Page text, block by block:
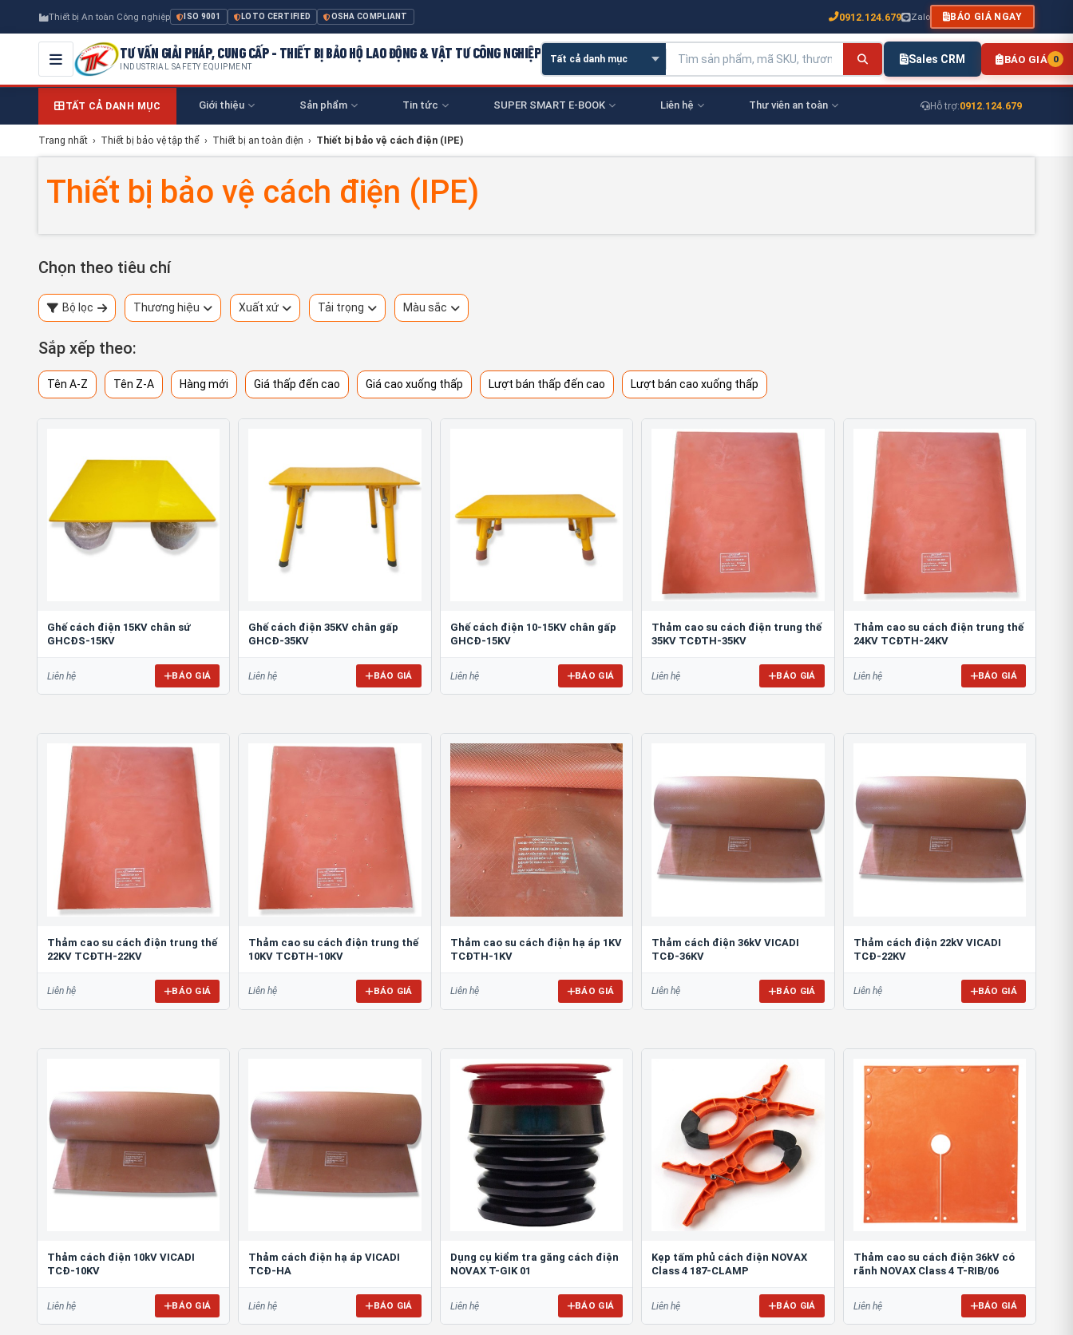
Thiết bị An toàn Công nghiệp ISO 9001 LOTO CERTIFIED OSHA COMPLIANT 0912.124.679 Zalo BÁO GIÁ NGAY
TƯ VẤN GIẢI PHÁP, CUNG CẤP - THIẾT BỊ BẢO HỘ LAO ĐỘNG & VẬT TƯ CÔNG NGHIỆP
INDUSTRIAL SAFETY EQUIPMENT
Sales CRM BÁO GIÁ 0
TẤT CẢ DANH MỤC Giới thiệu Sản phẩm Tin tức SUPER SMART E-BOOK Liên hệ Thư viên an toàn Hỗ trợ:0912.124.679
Trang nhất › Thiết bị bảo vệ tập thể › Thiết bị an toàn điện › Thiết bị bảo vệ cách điện (IPE)
Thiết bị bảo vệ cách điện (IPE)
Chọn theo tiêu chí
Bộ lọc Thương hiệu Xuất xứ Tải trọng Màu sắc
Sắp xếp theo:
Tên A-Z Tên Z-A Hàng mới Giá thấp đến cao Giá cao xuống thấp Lượt bán thấp đến cao Lượt bán cao xuống thấp
Ghế cách điện 15KV chân sứ
GHCĐS-15KV
Liên hệ BÁO GIÁ
Ghế cách điện 35KV chân gấp
GHCĐ-35KV
Liên hệ BÁO GIÁ
Ghế cách điện 10-15KV chân gấp
GHCĐ-15KV
Liên hệ BÁO GIÁ
Thảm cao su cách điện trung thế
35KV TCĐTH-35KV
Liên hệ BÁO GIÁ
Thảm cao su cách điện trung thế
24KV TCĐTH-24KV
Liên hệ BÁO GIÁ
Thảm cao su cách điện trung thế
22KV TCĐTH-22KV
Liên hệ BÁO GIÁ
Thảm cao su cách điện trung thế
10KV TCĐTH-10KV
Liên hệ BÁO GIÁ
Thảm cao su cách điện hạ áp 1KV
TCĐTH-1KV
Liên hệ BÁO GIÁ
Thảm cách điện 36kV VICADI
TCĐ-36KV
Liên hệ BÁO GIÁ
Thảm cách điện 22kV VICADI
TCĐ-22KV
Liên hệ BÁO GIÁ
Thảm cách điện 10kV VICADI
TCĐ-10KV
Liên hệ BÁO GIÁ
Thảm cách điện hạ áp VICADI
TCĐ-HA
Liên hệ BÁO GIÁ
Dụng cụ kiểm tra găng cách điện
NOVAX T-GIK 01
Liên hệ BÁO GIÁ
Kẹp tấm phủ cách điện NOVAX
Class 4 187-CLAMP
Liên hệ BÁO GIÁ
Thảm cao su cách điện 36kV có
rãnh NOVAX Class 4 T-RIB/06
Liên hệ BÁO GIÁ